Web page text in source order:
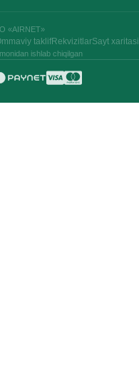
«AIRNET»
taklifRekvizitlarSayt xaritasi
ishlab chiqilgan